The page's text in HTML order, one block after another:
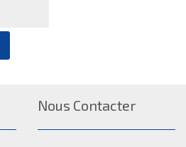
Nous Contacter